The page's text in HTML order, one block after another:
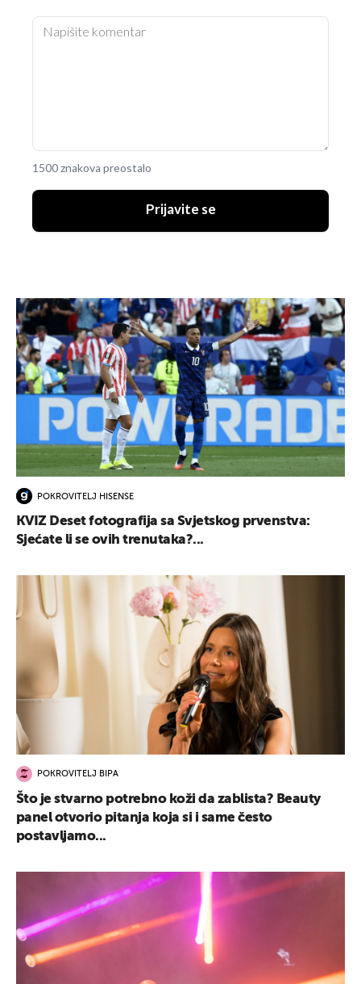
1500 znakova preostalo
Prijavite se
POKROVITELJ HISENSE
KVIZ Deset fotografija sa Svjetskog prvenstva:
Sjećate li se ovih trenutaka?...
POKROVITELJ BIPA
Što je stvarno potrebno koži da zablista? Beauty
panel otvorio pitanja koja si i same često
postavljamo...